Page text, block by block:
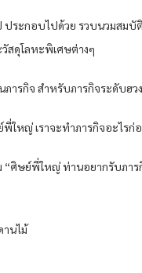
ประกอบไปด้วย รวบนวมสมบั
สดุโลหะพิเศษต่างๆ
ารกิจ สำหรับภารกิจระดับฮวง
พี่ใหญ่ เราจะทำภารกิจอะไรก่
ม “ศิษย์พี่ใหญ่ ท่านอยากรับภา
านไม้